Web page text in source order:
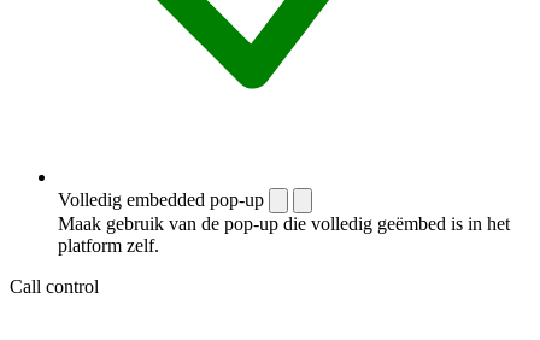
Volledig embedded pop-up
Maak gebruik van de pop-up die volledig geëmbed is in het
platform zelf.
Call control